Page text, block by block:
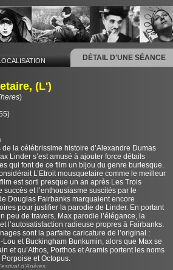
DÉTAIL D'UNE SÉANCE
(L')
)
la célébrissime histoire d’Alexandre Dumas
Linder s’est amusé à ajouter force détails
qui font de ce film un bijou du genre burlesque.
L’Etroit mousquetaire comme le meilleur
est sorti presque un an après Les Trois
succès et l’enthousiasme suscités par le
Douglas Fairbanks marquaient encore
pour justifier la parodie de Linder. En portant
peu de travers, Max parodie l’élégance, la
l’autosatisfaction radieuse propres à Fairbanks.
sont la parfaite caricature de l’original :
et Buckingham Bunkumin, alors que Max se
et qu’Athos, Porthos et Aramis portent les noms
et Octopus.
d'Anères